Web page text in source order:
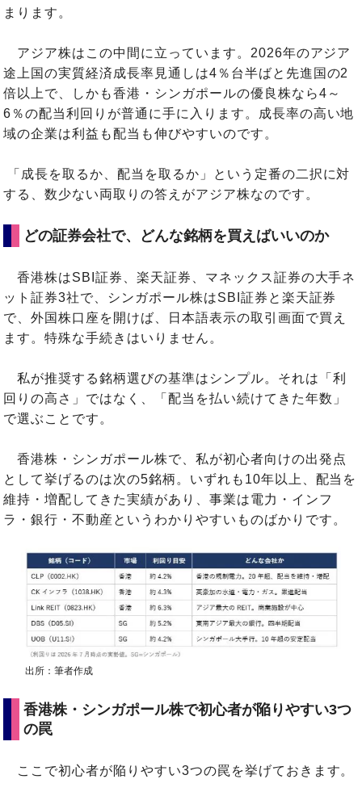
まります。
アジア株はこの中間に立っています。2026年のアジア
途上国の実質経済成長率見通しは4％台半ばと先進国の2
倍以上で、しかも香港・シンガポールの優良株なら4～
6％の配当利回りが普通に手に入ります。成長率の高い地
域の企業は利益も配当も伸びやすいのです。
「成長を取るか、配当を取るか」という定番の二択に対
する、数少ない両取りの答えがアジア株なのです。
どの証券会社で、どんな銘柄を買えばいいのか
香港株はSBI証券、楽天証券、マネックス証券の大手ネ
ット証券3社で、シンガポール株はSBI証券と楽天証券
で、外国株口座を開けば、日本語表示の取引画面で買え
ます。特殊な手続きはいりません。
私が推奨する銘柄選びの基準はシンプル。それは「利
回りの高さ」ではなく、「配当を払い続けてきた年数」
で選ぶことです。
香港株・シンガポール株で、私が初心者向けの出発点
として挙げるのは次の5銘柄。いずれも10年以上、配当を
維持・増配してきた実績があり、事業は電力・インフ
ラ・銀行・不動産というわかりやすいものばかりです。
出所：筆者作成
香港株・シンガポール株で初心者が陥りやすい3つ
の罠
ここで初心者が陥りやすい3つの罠を挙げておきます。